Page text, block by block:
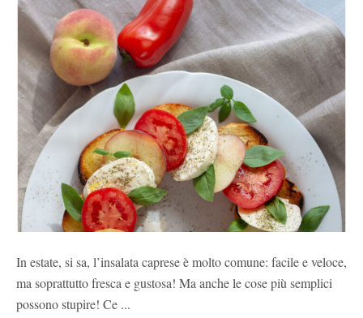
In estate, si sa, l’insalata caprese è molto comune: facile e veloce,
ma soprattutto fresca e gustosa! Ma anche le cose più semplici
possono stupire! Ce ...